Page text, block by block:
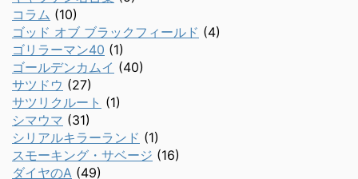
コラム (10)
ゴッド オブ ブラックフィールド (4)
ゴリラーマン40 (1)
ゴールデンカムイ (40)
サツドウ (27)
サツリクルート (1)
シマウマ (31)
シリアルキラーランド (1)
スモーキング・サベージ (16)
ダイヤのA (49)